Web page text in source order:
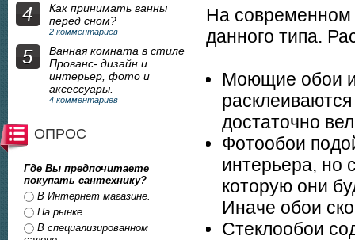
4
Как принимать ванны
перед сном?
2 комментариев
5
Ванная комната в стиле
Прованс- дизайн и
интерьер, фото и
аксессуары.
4 комментариев
ОПРОС
Где Вы предпочитаете
покупать сантехнику?
Ответы
В Интернет магазине.
На рынке.
В специализированном
На современном
данного типа.
Моющие обои
достаточно
Фотообои
интерьера, но
которую они
Иначе обои
Стеклообои